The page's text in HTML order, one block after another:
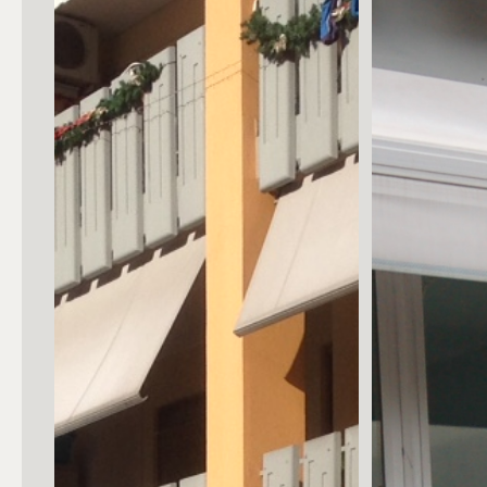
Posto auto/Box
Balcone/Terrazzo
Ascensore
Arredato
Nuova costruzione